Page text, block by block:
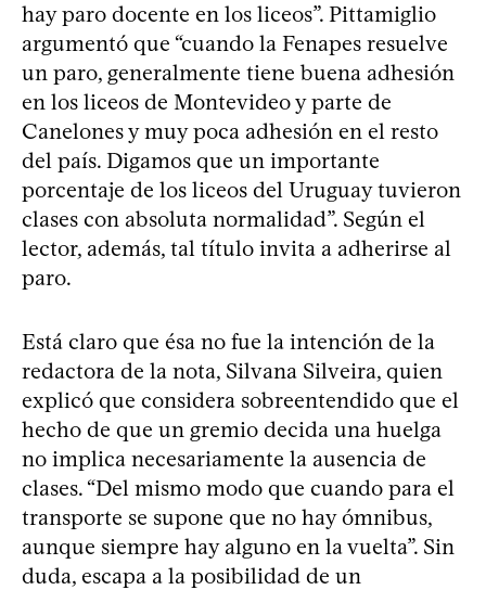
hay paro docente en los liceos”. Pittamiglio
argumentó que “cuando la Fenapes resuelve
un paro, generalmente tiene buena adhesión
en los liceos de Montevideo y parte de
Canelones y muy poca adhesión en el resto
del país. Digamos que un importante
porcentaje de los liceos del Uruguay tuvieron
clases con absoluta normalidad”. Según el
lector, además, tal título invita a adherirse al
paro.
Está claro que ésa no fue la intención de la
redactora de la nota, Silvana Silveira, quien
explicó que considera sobreentendido que el
hecho de que un gremio decida una huelga
no implica necesariamente la ausencia de
clases. “Del mismo modo que cuando para el
transporte se supone que no hay ómnibus,
aunque siempre hay alguno en la vuelta”. Sin
duda, escapa a la posibilidad de un